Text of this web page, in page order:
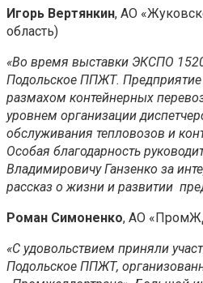
Игорь Вертянкин, АО
область)
«Во время выставки ЭКСПО
Подольское ППЖТ.
размахом контейнерных
уровнем организации
обслуживания тепловозов и
Особая благодарность
Владимировичу Ганзенко за
рассказ о жизни и развитии
Роман Симоненко, АО
«С удовольствием приняли
Подольское ППЖТ,